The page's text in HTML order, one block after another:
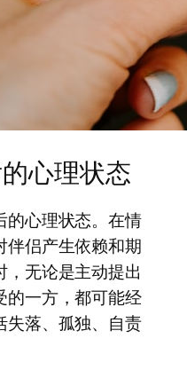
心理状态
的心理状态。在情
伴侣产生依赖和期
无论是主动提出
的一方，都可能经
失落、孤独、自责